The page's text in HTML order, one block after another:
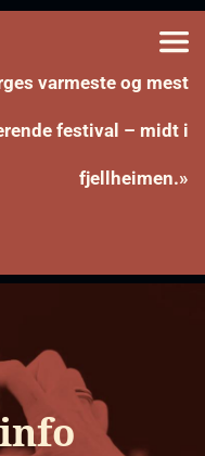
varmeste og mest
festival – midt i
fjellheimen.»